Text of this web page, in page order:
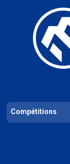
Les compétitions
Compétitions